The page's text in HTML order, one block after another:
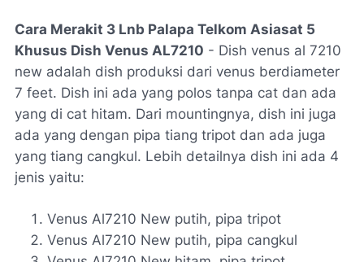
Cara Merakit 3 Lnb Palapa Telkom Asiasat 5
Khusus Dish Venus AL7210 - Dish venus al 7210
new adalah dish produksi dari venus berdiameter
7 feet. Dish ini ada yang polos tanpa cat dan ada
yang di cat hitam. Dari mountingnya, dish ini juga
ada yang dengan pipa tiang tripot dan ada juga
yang tiang cangkul. Lebih detailnya dish ini ada 4
jenis yaitu:
Venus Al7210 New putih, pipa tripot
Venus Al7210 New putih, pipa cangkul